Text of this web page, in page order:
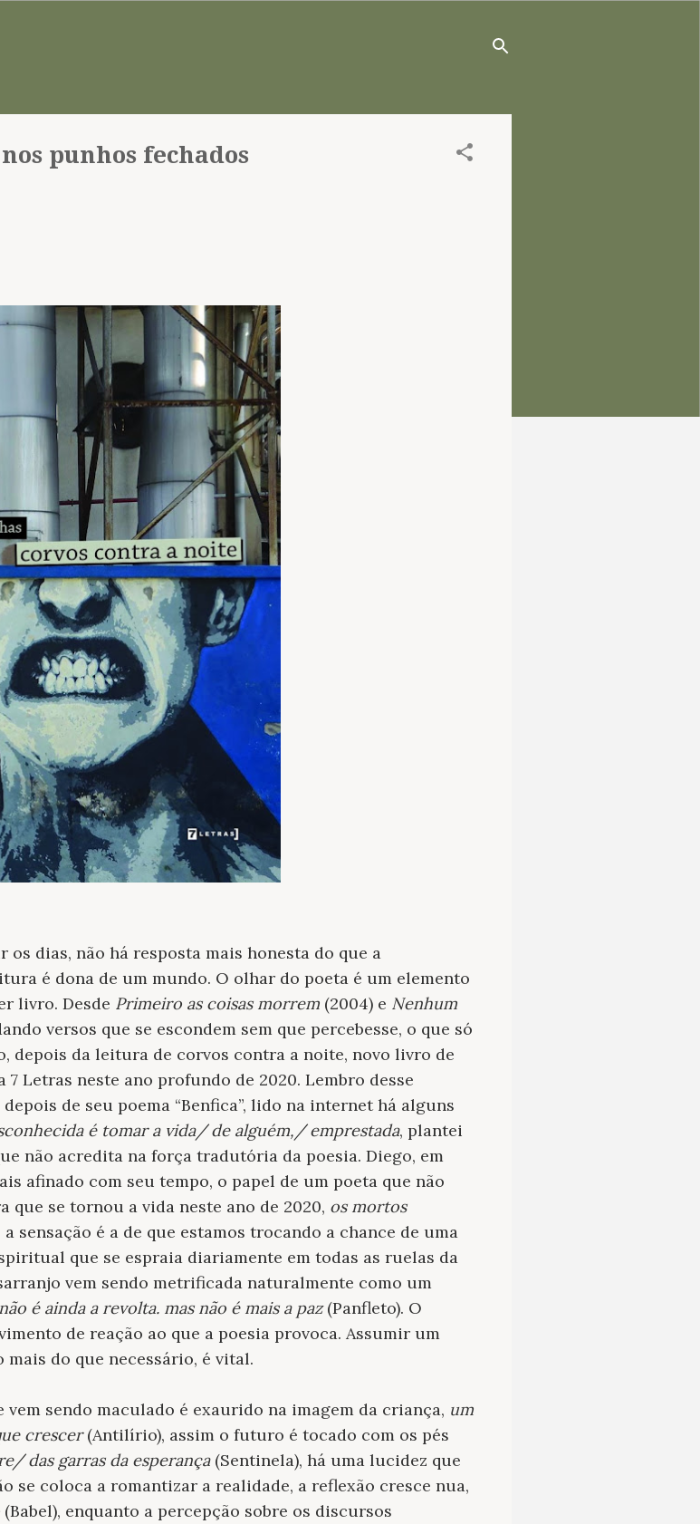
punhos fechados
dias, não há resposta mais honesta do que a
é dona de um mundo. O olhar do poeta é um elemento
livro. Desde Primeiro as coisas morrem (2004) e Nenhum
versos que se escondem sem que percebesse, o que só
depois da leitura de corvos contra a noite, novo livro de
Letras neste ano profundo de 2020. Lembro desse
de seu poema “Benfica”, lido na internet há alguns
é tomar a vida/ de alguém,/ emprestada, plantei
não acredita na força tradutória da poesia. Diego, em
afinado com seu tempo, o papel de um poeta que não
que se tornou a vida neste ano de 2020, os mortos
sensação é a de que estamos trocando a chance de uma
que se espraia diariamente em todas as ruelas da
vem sendo metrificada naturalmente como um
não é ainda a revolta. mas não é mais a paz(Panfleto). O
de reação ao que a poesia provoca. Assumir um
do que necessário, é vital.
sendo maculado é exaurido na imagem da criança, um
crescer(Antilírio), assim o futuro é tocado com os pés
das garras da esperança(Sentinela), há uma lucidez que
se coloca a romantizar a realidade, a reflexão cresce nua,
(Babel), enquanto a percepção sobre os discursos